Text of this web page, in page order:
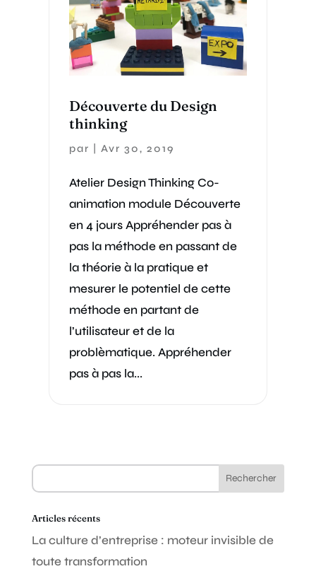
Découverte du Design
thinking
par Avr 30, 2019
Atelier Design Thinking Co-
animation module Découverte
en 4 jours Appréhender pas à
pas la méthode en passant de
la théorie à la pratique et
mesurer le potentiel de cette
méthode en partant de
l’utilisateur et de la
problèmatique. Appréhender
pas à pas la...
Articles récents
La culture d’entreprise : moteur invisible de
toute transformation